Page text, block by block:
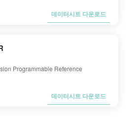
데이터시트 다운로드
Programmable Reference
데이터시트 다운로드